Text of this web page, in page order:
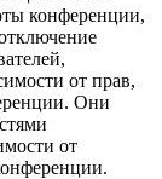
конференции,
от прав,
Они
от